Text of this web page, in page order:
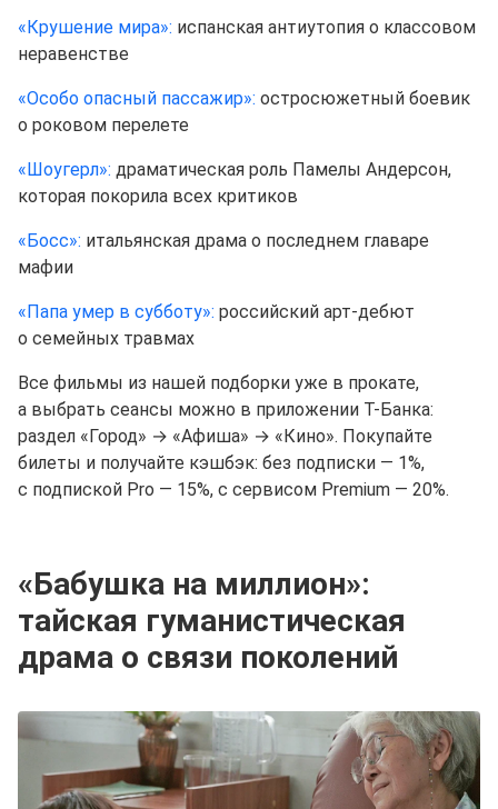
«Крушение мира»: испанская антиутопия о классовом
неравенстве
«Особо опасный пассажир»: остросюжетный боевик
о роковом перелете
«Шоугерл»: драматическая роль Памелы Андерсон,
которая покорила всех критиков
«Босс»: итальянская драма о последнем главаре
мафии
«Папа умер в субботу»: российский арт⁠-⁠дебют
о семейных травмах
Все фильмы из нашей подборки уже в прокате,
а выбрать сеансы можно в приложении Т⁠-⁠Банка:
раздел «Город» → «Афиша» → «Кино». Покупайте
билеты и получайте кэшбэк: без подписки — 1%,
с подпиской Pro — 15%, с сервисом Premium — 20%.
«Бабушка на миллион»:
тайская гуманистическая
драма о связи поколений